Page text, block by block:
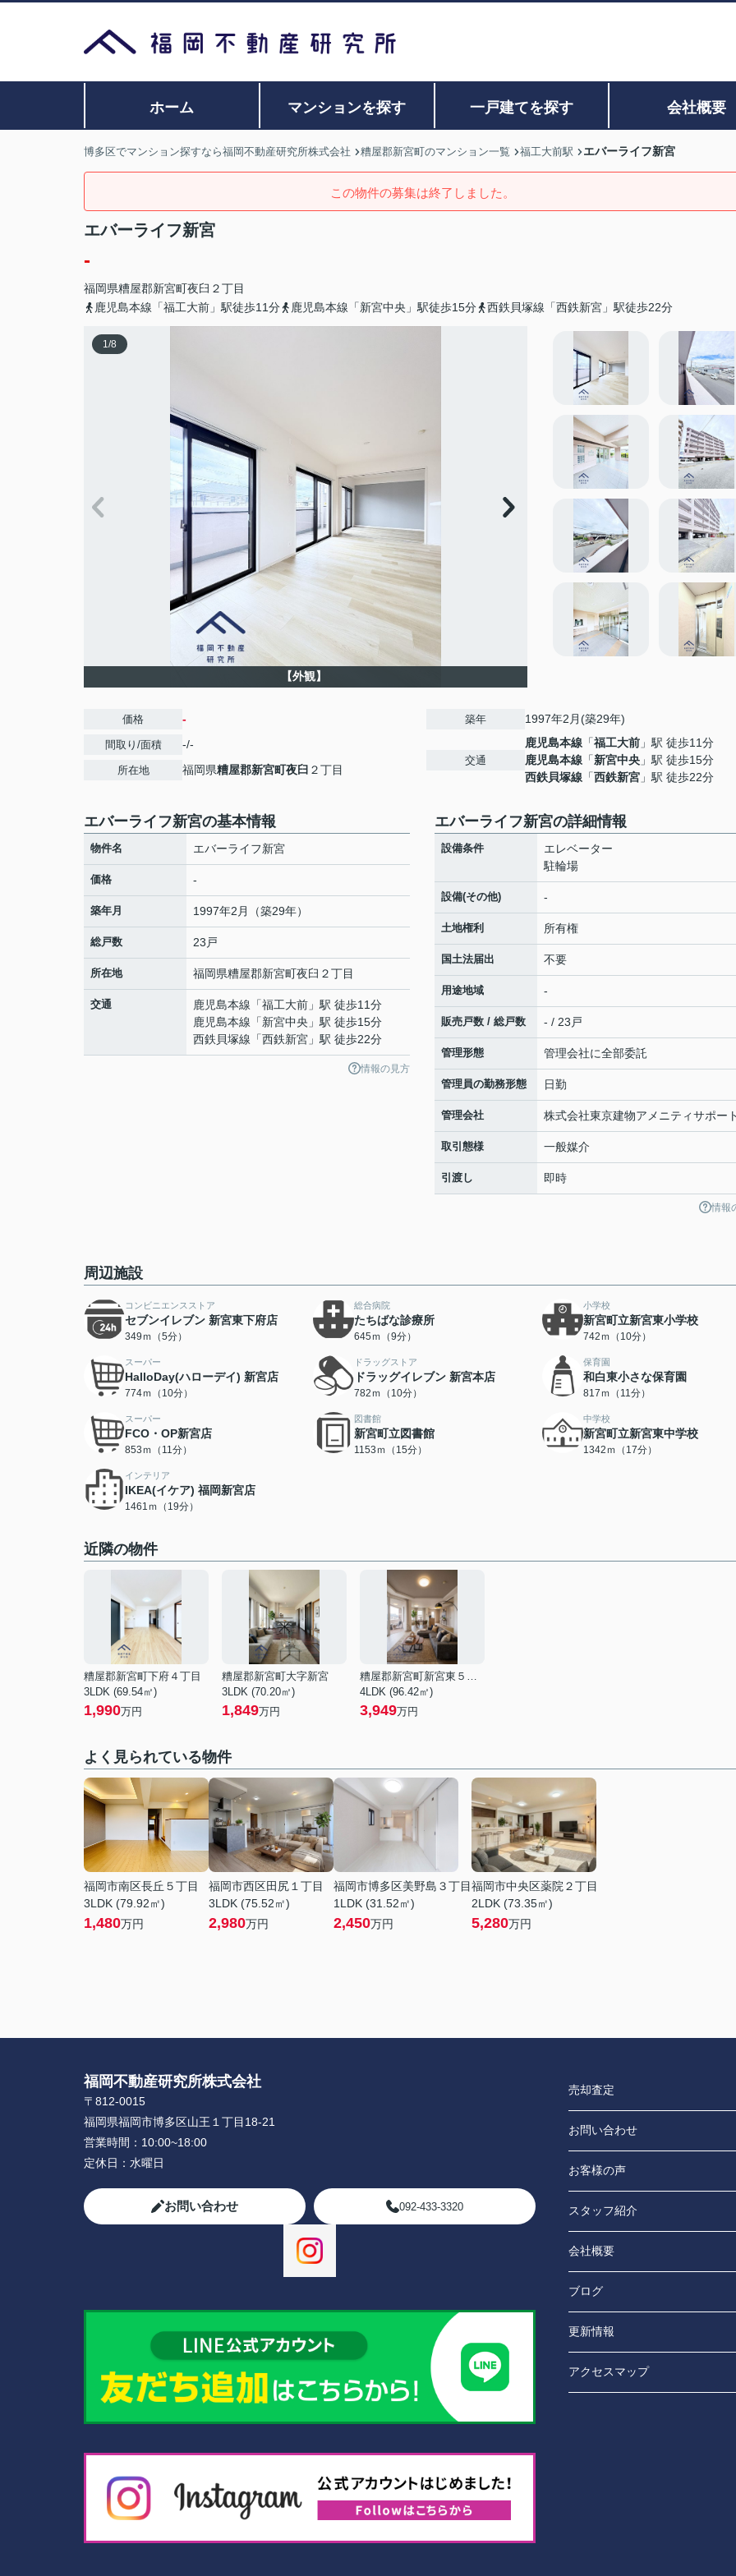
ホーム マンションを探す 一戸建てを探す 会社概要
博多区でマンション探すなら福岡不動産研究所株式会社 糟屋郡新宮町のマンション一覧 福工大前駅 エバーライフ新宮
この物件の募集は終了しました。
エバーライフ新宮
-
福岡県糟屋郡新宮町夜臼 ２丁目
鹿児島本線「福工大前」駅徒歩11分
鹿児島本線「新宮中央」駅徒歩15分 西鉄貝塚線「西鉄新宮」駅徒歩22分
1/8
【外観】
価格 -
間取り/面積 -/-
所在地 福岡県糟屋郡新宮町夜臼 ２丁目
築年 1997年2月(築29年)
交通
鹿児島本線 「福工大前 」駅 徒歩11分
鹿児島本線 「新宮中央 」駅 徒歩15分
西鉄貝塚線 「西鉄新宮 」駅 徒歩22分
エバーライフ新宮の基本情報
物件名 エバーライフ新宮
価格 -
築年月 1997年2月（築29年）
総戸数 23戸
所在地 福岡県糟屋郡新宮町夜臼 ２丁目
交通 鹿児島本線 「福工大前 」駅 徒歩11分
鹿児島本線 「新宮中央 」駅 徒歩15分
西鉄貝塚線 「西鉄新宮 」駅 徒歩22分
情報の見方
エバーライフ新宮の詳細情報
設備条件
エレベーター
駐輪場
設備(その他) -
土地権利 所有権
国土法届出 不要
用途地域 -
販売戸数 / 総戸数 - / 23戸
管理形態 管理会社に全部委託
管理員の勤務形態 日勤
管理会社 株式会社東京建物アメニティサポート
取引態様 一般媒介
引渡し 即時
情報
周辺施設
コンビニエンスストア
セブンイレブン 新宮東下府店
349ｍ（5分）
総合病院
たちばな診療所
645ｍ（9分）
小学校
新宮町立新宮東小学校
742ｍ（10分）
スーパー
HalloDay(ハローデイ) 新宮店
774ｍ（10分）
ドラッグストア
ドラッグイレブン 新宮本店
782ｍ（10分）
保育園
和白東小さな保育園
817ｍ（11分）
スーパー
FCO・OP新宮店
853ｍ（11分）
図書館
新宮町立図書館
1153ｍ（15分）
中学校
新宮町立新宮東中学校
1342ｍ（17分）
インテリア
IKEA(イケア) 福岡新宮店
1461ｍ（19分）
近隣の物件
糟屋郡新宮町下府４丁目
3LDK (69.54㎡)
1,990万円
糟屋郡新宮町大字新宮
3LDK (70.20㎡)
1,849万円
糟屋郡新宮町新宮東５丁目
4LDK (96.42㎡)
3,949万円
よく見られている物件
福岡市南区長丘５丁目
3LDK (79.92㎡)
1,480万円
福岡市西区田尻１丁目
3LDK (75.52㎡)
2,980万円
福岡市博多区美野島３丁目
1LDK (31.52㎡)
2,450万円
福岡市中央区薬院２丁目
2LDK (73.35㎡)
5,280万円
福岡不動産研究所株式会社
〒812-0015
福岡県福岡市博多区山王１丁目18-21
営業時間： 10:00~18:00
定休日： 水曜日
お問い合わせ 092-433-3320
売却査定
お問い合わせ
お客様の声
スタッフ紹介
会社概要
ブログ
更新情報
アクセスマップ